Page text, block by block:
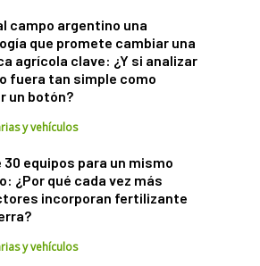
campo argentino una
que promete cambiar una
agrícola clave: ¿Y si analizar
fuera tan simple como
un botón?
y vehículos
30 equipos para un mismo
¿Por qué cada vez más
incorporan fertilizante
y vehículos